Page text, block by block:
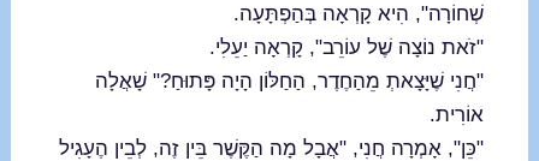
שְׁחוֹרָה", הִיא קָרְאָה בְּהַפְתָּעָה.
"זֹאת נוֹצָה שֶׁל עוֹרֵב", קָרְאָה יַעֵלִי.
"חֲנִי שֶׁיָּצָאתְ מֵהַחֶדֶר, הַחַלּוֹן הָיָה פָּתוּחַ?" שָׁאֲלָה
אוֹרִית.
"כֵּן", אָמְרָה חֲנִי, "אֲבָל מָה הַקֶּשֶׁר בֵּין זֶה, לְבֵין הֶעָגִיל